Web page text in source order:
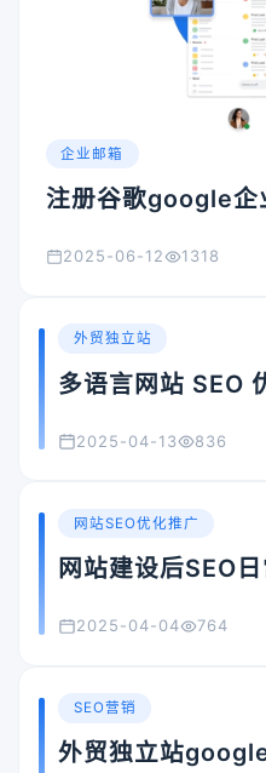
企业邮箱
注册谷歌google企
2025-06-12 1318
外贸独立站
多语言网站 SEO
2025-04-13 836
网站SEO优化推广
网站建设后SEO
2025-04-04 764
SEO营销
外贸独立站